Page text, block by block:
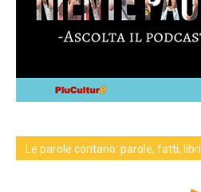
Le parole contano: parole, fatti, libri